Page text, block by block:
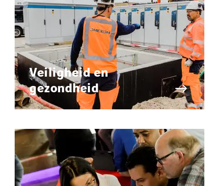
Veiligheid en
gezondheid